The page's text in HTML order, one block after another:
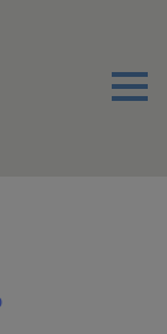
Menu